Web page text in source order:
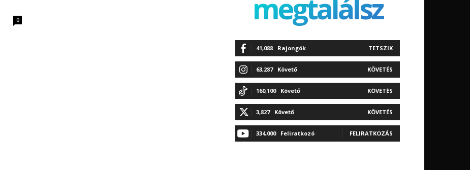
0 megtalálsz
41,088 Rajongók TETSZIK
63,287 Követő KÖVETÉS
160,100 Követő KÖVETÉS
3,827 Követő KÖVETÉS
334,000 Feliratkozó FELIRATKOZÁS